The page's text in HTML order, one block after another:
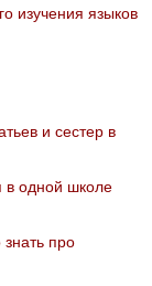
изучения языков
и сестер в
в одной школе
про